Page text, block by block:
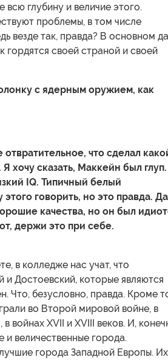
глубину и величие этого.
проблемы, в том числе
везде так, правда? В основном
гордятся своей страной и своей
с ядерным оружием, как
что сделал
хочу сказать, Маккейн был
IQ. Типичный белый
говорить, но это правда.
качества, но он был
держи это при себе.
в колледже нас учат, что
Достоевский, которые являются
Что, безусловно, правда. Кроме
во Второй мировой войне, в
войнах XVII и XVIII веков. И,
величественные города.
города Западной Европы. Их